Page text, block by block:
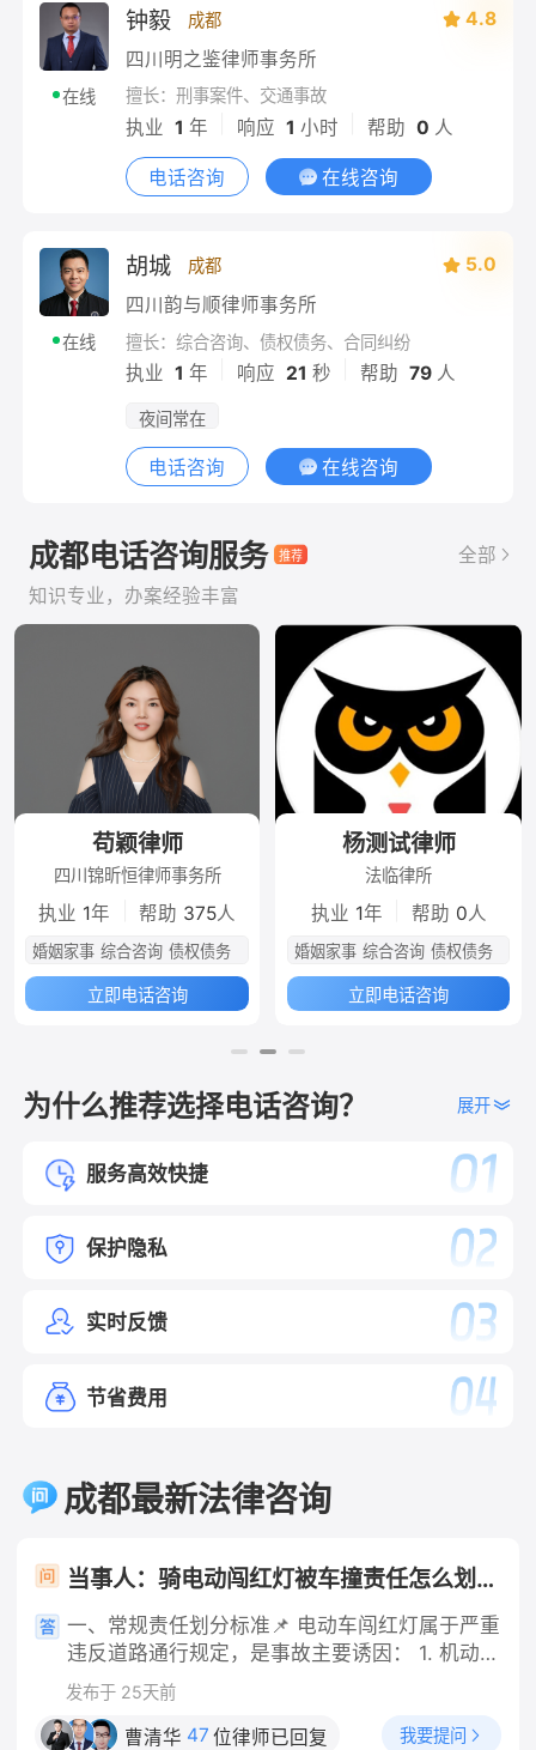
在线
钟毅 成都
4.8
四川明之鉴律师事务所
擅长：刑事案件、交通事故
执业 1 年 响应 1 小时 帮助 0 人
电话咨询 在线咨询
在线
胡城 成都
5.0
四川韵与顺律师事务所
擅长：综合咨询、债权债务、合同纠纷
执业 1 年 响应 21 秒 帮助 79人
夜间常在
电话咨询 在线咨询
成都电话咨询服务
全部
知识专业，办案经验丰富
苟颖律师
四川锦昕恒律师事务所
执业 1年 帮助 375人
婚姻家事 综合咨询 债权债务
立即电话咨询
杨测试律师
法临律所
执业 1年 帮助 0人
婚姻家事 综合咨询 债权债务
立即电话咨询
为什么推荐选择电话咨询？ 展开
服务高效快捷
保护隐私
实时反馈
节省费用
成都最新法律咨询
当事人：骑电动闯红灯被车撞责任怎么划分 帮问助手：你是哪一方？ 当事人：骑电动车方 帮问助手：报警了吗？认定书出了吗？责任怎么划分的？ 当事人：已报未定责 帮问助手：有没有人受伤？车损严重吗？ 当事人：有人受伤 帮问助手：伤到哪了？医疗费大概花了多少？ 当事人：轻伤
一、常规责任划分标准📌 电动车闯红灯属于严重
违反道路通行规定，是事故主要诱因： 1. 机动车
正常行驶、无超速、酒驾、分心驾驶等违法行
为：电动车主责（70%及以上），机动车次责
（30%以内），多数情况划定电动车全责；
发布于 25天前
曹清华 47 位律师已回复 我要提问